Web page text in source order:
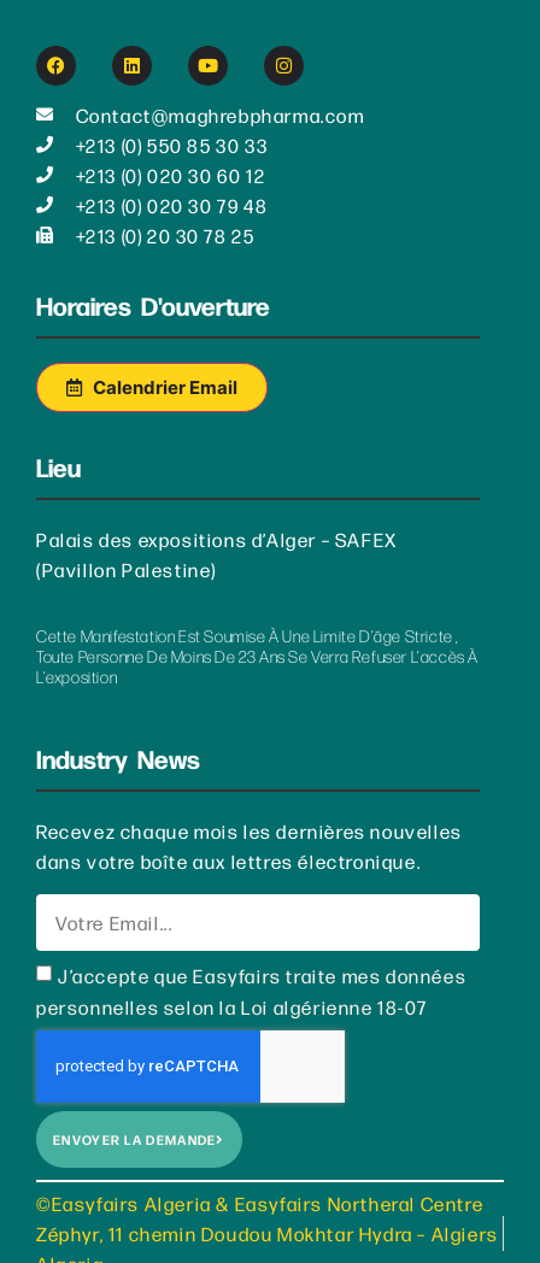
Contact@maghrebpharma.com
+213 (0) 550 85 30 33
+213 (0) 020 30 60 12
+213 (0) 020 30 79 48
+213 (0) 20 30 78 25
Horaires D'ouverture
Calendrier Email
Lieu
Palais des expositions d’Alger – SAFEX
(Pavillon Palestine)
Cette Manifestation Est Soumise À Une Limite D’âge Stricte ,
Toute Personne De Moins De 23 Ans Se Verra Refuser L’accès À
L’exposition
Industry News
Recevez chaque mois les dernières nouvelles
dans votre boîte aux lettres électronique.
J’accepte que Easyfairs traite mes données
personnelles selon la Loi algérienne 18-07
ENVOYER LA DEMANDE
©Easyfairs Algeria & Easyfairs Northeral Centre
Zéphyr, 11 chemin Doudou Mokhtar Hydra – Algiers